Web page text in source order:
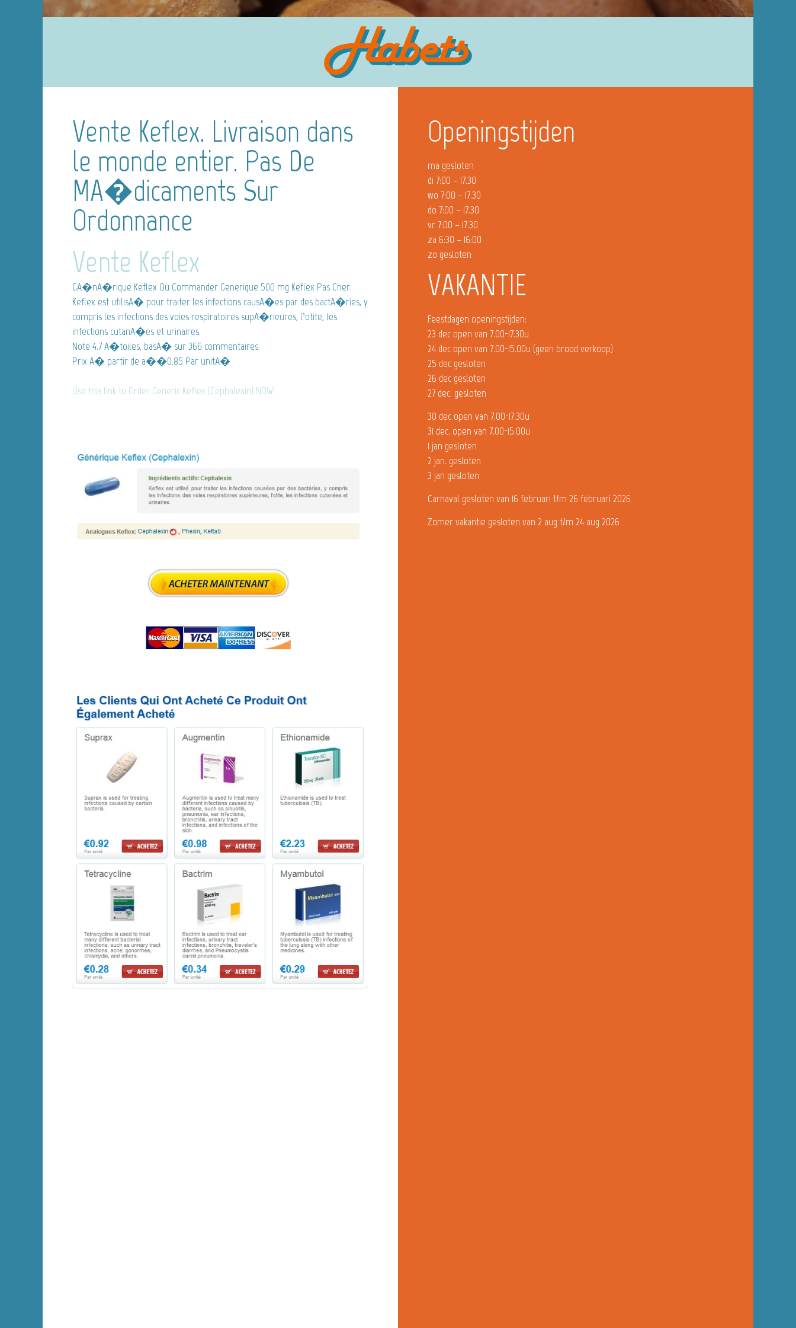
Vente Keflex. Livraison dans
le monde entier. Pas De
MA�dicaments Sur
Ordonnance
Vente Keflex
GA�nA�rique Keflex Ou Commander Generique 500 mg Keflex Pas Cher.
Keflex est utilisA� pour traiter les infections causA�es par des bactA�ries, y
compris les infections des voies respiratoires supA�rieures, l’otite, les
infections cutanA�es et urinaires.
Note 4.7A�toiles, basA� sur366 commentaires.
Prix A� partir de a��0.85 Par unitA�
Use this link to Order Generic Keflex (Cephalexin) NOW!
Openingstijden
ma gesloten
di 7:00 – 17.30
wo 7:00 – 17.30
do 7:00 – 17.30
vr 7:00 – 17.30
za 6:30 – 16:00
zo gesloten
VAKANTIE
Feestdagen openingstijden:
23 dec open van 7.00-17.30u
24 dec open van 7.00-15.00u (geen brood verkoop)
25 dec gesloten
26 dec gesloten
27 dec. gesloten
30 dec open van 7.00-17.30u
31 dec. open van 7.00-15.00u
1 jan gesloten
2 jan. gesloten
3 jan gesloten
Carnaval gesloten van 16 februari t/m 26 februari 2026
Zomer vakantie gesloten van 2 aug t/m 24 aug 2026